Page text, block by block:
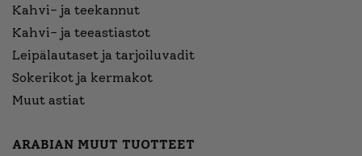
Kahvi- ja teekannut
Kahvi- ja teeastiastot
Leipälautaset ja tarjoiluvadit
Sokerikot ja kermakot
Muut astiat
ARABIAN MUUT TUOTTEET